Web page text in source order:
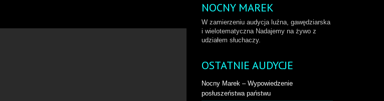
NOCNY MAREK
W zamierzeniu audycja luźna, gawędziarska
i wielotematyczna Nadajemy na żywo z
udziałem słuchaczy.
OSTATNIE AUDYCJE
Nocny Marek – Wypowiedzenie
posłuszeństwa państwu